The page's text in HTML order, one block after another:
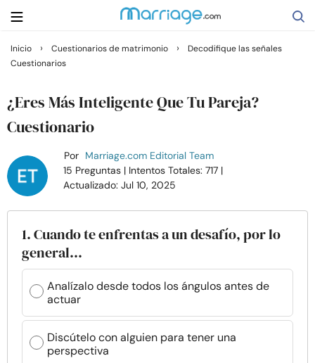
Buscar
Casarse
Relaciones
Familia
Ayuda
Cursos
Recursos
Inicio › Cuestionarios de matrimonio ›
Decodifique las señales
Cuestionarios
¿Eres Más Inteligente Que Tu Pareja?
Cuestionario
Por Marriage.com Editorial Team
15 Preguntas | Intentos Totales: 717 |
Actualizado: Jul 10, 2025
1. Cuando te enfrentas a un desafío, por lo
general...
Analízalo desde todos los ángulos antes de
actuar
Discútelo con alguien para tener una
perspectiva